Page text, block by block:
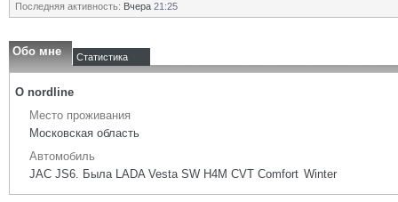
Последняя активность: Вчера 21:25
Обо мне Статистика
О nordline
Место проживания
Московская область
Автомобиль
JAC JS6. Была LADA Vesta SW H4M CVT Comfort Winter